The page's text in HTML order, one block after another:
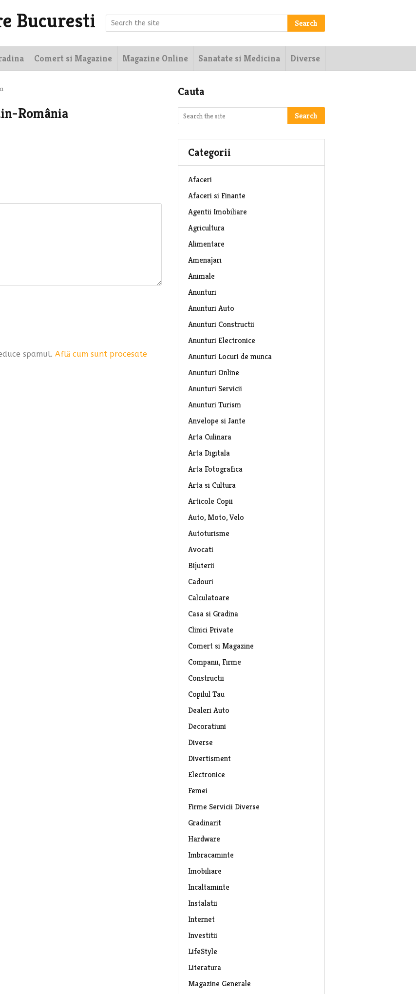
Bucuresti Search
Comert si Magazine Magazine Online Sanatate si Medicina Diverse
România
spamul. Află cum sunt procesate
Cauta
Search
Categorii
Afaceri
Afaceri si Finante
Agentii Imobiliare
Agricultura
Alimentare
Amenajari
Animale
Anunturi
Anunturi Auto
Anunturi Constructii
Anunturi Electronice
Anunturi Locuri de munca
Anunturi Online
Anunturi Servicii
Anunturi Turism
Anvelope si Jante
Arta Culinara
Arta Digitala
Arta Fotografica
Arta si Cultura
Articole Copii
Auto, Moto, Velo
Autoturisme
Avocati
Bijuterii
Cadouri
Calculatoare
Casa si Gradina
Clinici Private
Comert si Magazine
Companii, Firme
Constructii
Copilul Tau
Dealeri Auto
Decoratiuni
Diverse
Divertisment
Electronice
Femei
Firme Servicii Diverse
Gradinarit
Hardware
Imbracaminte
Imobiliare
Incaltaminte
Instalatii
Internet
Investitii
LifeStyle
Literatura
Magazine Generale